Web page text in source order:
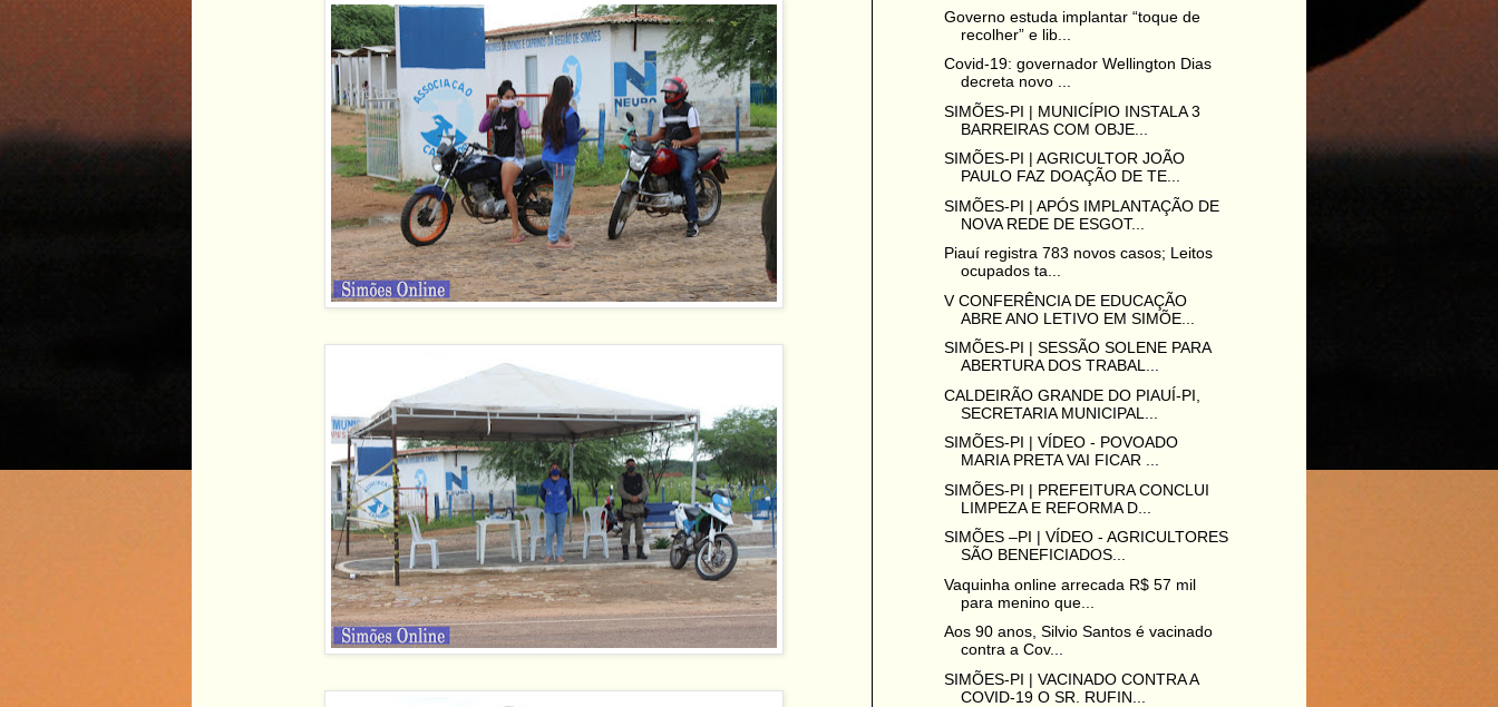
Governo estuda implantar “toque de
recolher” e lib...
Covid-19: governador Wellington Dias
decreta novo ...
SIMÕES-PI | MUNICÍPIO INSTALA 3
BARREIRAS COM OBJE...
SIMÕES-PI | AGRICULTOR JOÃO
PAULO FAZ DOAÇÃO DE TE...
SIMÕES-PI | APÓS IMPLANTAÇÃO DE
NOVA REDE DE ESGOT...
Piauí registra 783 novos casos; Leitos
ocupados ta...
V CONFERÊNCIA DE EDUCAÇÃO
ABRE ANO LETIVO EM SIMÕE...
SIMÕES-PI | SESSÃO SOLENE PARA
ABERTURA DOS TRABAL...
CALDEIRÃO GRANDE DO PIAUÍ-PI,
SECRETARIA MUNICIPAL...
SIMÕES-PI | VÍDEO - POVOADO
MARIA PRETA VAI FICAR ...
SIMÕES-PI | PREFEITURA CONCLUI
LIMPEZA E REFORMA D...
SIMÕES –PI | VÍDEO - AGRICULTORES
SÃO BENEFICIADOS...
Vaquinha online arrecada R$ 57 mil
para menino que...
Aos 90 anos, Silvio Santos é vacinado
contra a Cov...
SIMÕES-PI | VACINADO CONTRA A
COVID-19 O SR. RUFIN...